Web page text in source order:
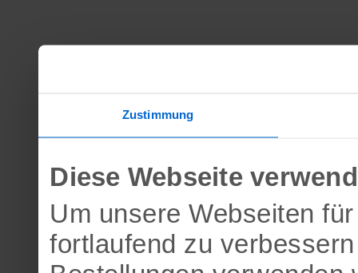
Zustimmung
Diese Webseite
Um unsere Webseiten
fortlaufend zu